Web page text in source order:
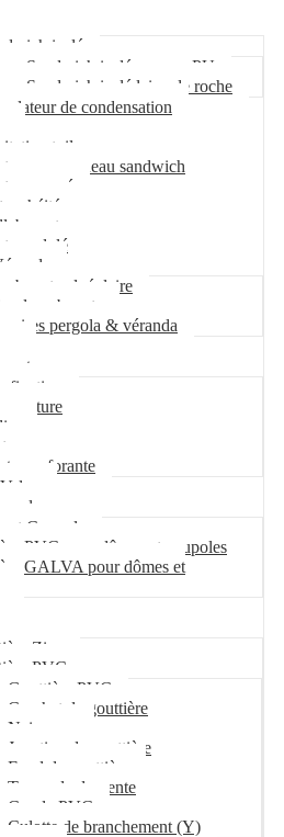
isolé
Sandwich isolé mousse PU
Sandwich isolé laine de roche
de condensation
tuile
pour panneau sandwich
nervuré
ondulé
alvéolaire
pergola & véranda
fixation
couture
perforante
et Coupole
PVC pour dômes et coupoles
GALVA pour dômes et
Zinc
PVC
Gouttière PVC
Crochet de gouttière
Naissance
Jonction de gouttière
Fond de gouttière
Tuyau de descente
Coude PVC
Culotte de branchement (Y)